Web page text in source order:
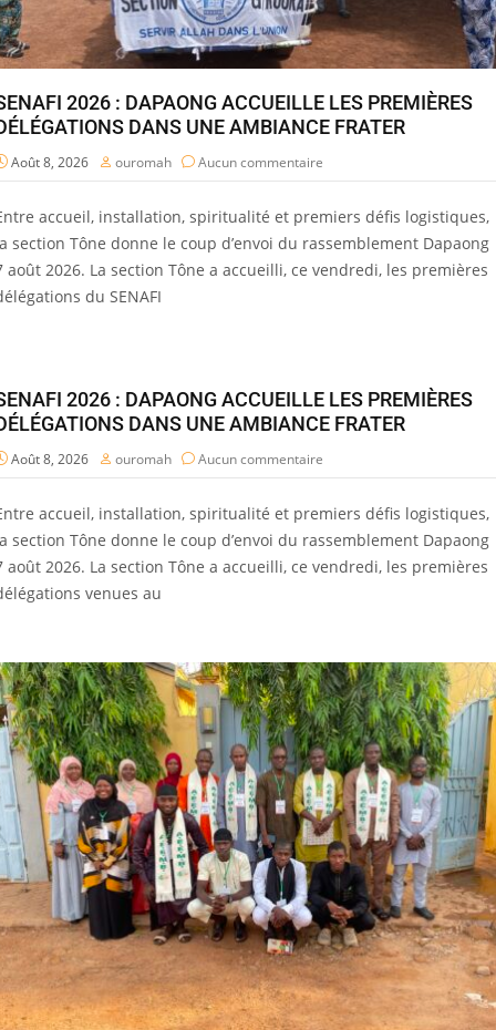
2026 : DAPAONG ACCUEILLE LES PREMIÈRES
DANS UNE AMBIANCE FRATER
Août 8, 2026 ouromah Aucun commentaire
accueil, installation, spiritualité et premiers défis logistiques,
section Tône donne le coup d’envoi du rassemblement Dapaong
août 2026. La section Tône a accueilli, ce vendredi, les premières
du SENAFI
2026 : DAPAONG ACCUEILLE LES PREMIÈRES
DANS UNE AMBIANCE FRATER
Août 8, 2026 ouromah Aucun commentaire
accueil, installation, spiritualité et premiers défis logistiques,
section Tône donne le coup d’envoi du rassemblement Dapaong
août 2026. La section Tône a accueilli, ce vendredi, les premières
venues au